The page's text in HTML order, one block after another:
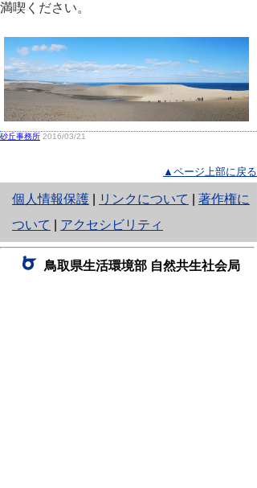
満喫ください。
砂丘事務所 2016/03/21
▲ページ上部に戻る
個人情報保護
と
り
ネ
ッ
リンクについて
著作権に
ついて
アクセシビリティ
鳥取県生活環境部 自然共生社会局